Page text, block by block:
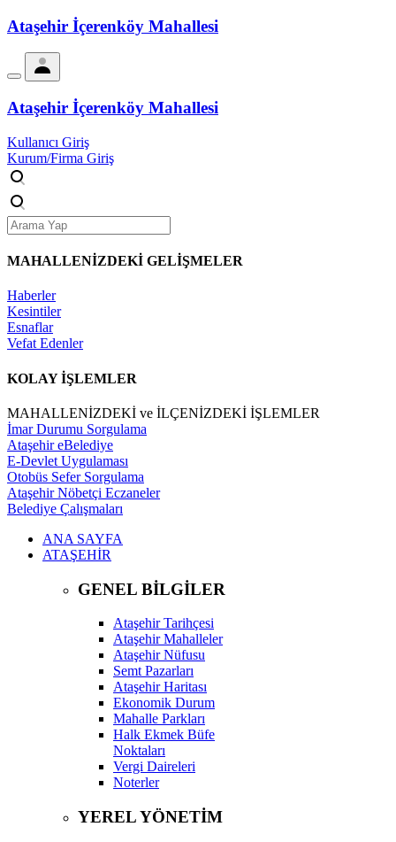
Ataşehir İçerenköy Mahallesi
Ataşehir İçerenköy Mahallesi
Kullanıcı Giriş
Kurum/Firma Giriş
MAHALLENİZDEKİ GELİŞMELER
Haberler
Kesintiler
Esnaflar
Vefat Edenler
KOLAY İŞLEMLER
MAHALLENİZDEKİ ve İLÇENİZDEKİ İŞLEMLER
İmar Durumu Sorgulama
Ataşehir eBelediye
E-Devlet Uygulaması
Otobüs Sefer Sorgulama
Ataşehir Nöbetçi Eczaneler
Belediye Çalışmaları
ANA SAYFA
ATAŞEHİR
GENEL BİLGİLER
Ataşehir Tarihçesi
Ataşehir Mahalleler
Ataşehir Nüfusu
Semt Pazarları
Ataşehir Haritası
Ekonomik Durum
Mahalle Parkları
Halk Ekmek Büfe
Noktaları
Vergi Daireleri
Noterler
YEREL YÖNETİM